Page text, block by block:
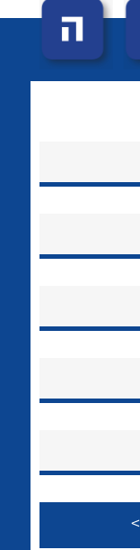
לכל מוצרי היצרן